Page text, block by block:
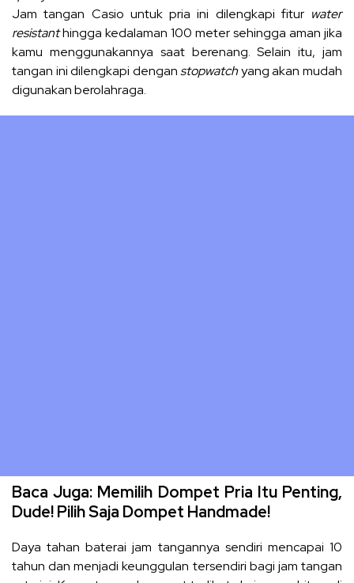
Jam tangan Casio untuk pria ini dilengkapi fitur water
resistanthingga kedalaman 100 meter sehingga aman jika
kamu menggunakannya saat berenang. Selain itu, jam
tangan ini dilengkapi denganstopwatchyang akan mudah
digunakan berolahraga.
Baca Juga: Memilih Dompet Pria Itu Penting,
Dude! Pilih Saja Dompet Handmade!
Daya tahan baterai jam tangannya sendiri mencapai 10
tahun dan menjadi keunggulan tersendiri bagi jam tangan